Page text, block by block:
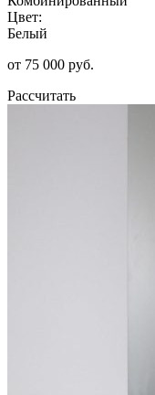
Цвет:
Белый
от 75 000 руб.
Рассчитать